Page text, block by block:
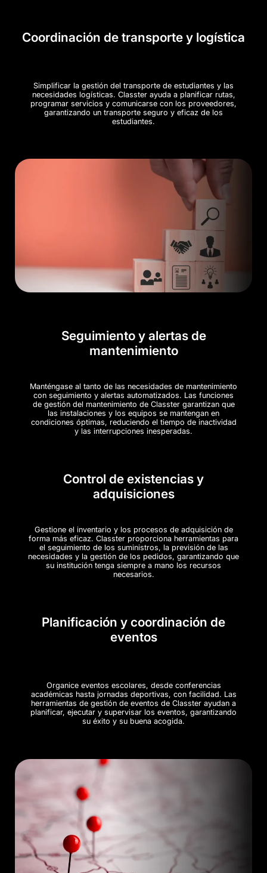
Coordinación de transporte y logística
Simplificar la gestión del transporte de estudiantes y las
necesidades logísticas. Classter ayuda a planificar rutas,
programar servicios y comunicarse con los proveedores,
garantizando un transporte seguro y eficaz de los
estudiantes.
Seguimiento y alertas de
mantenimiento
Manténgase al tanto de las necesidades de mantenimiento
con seguimiento y alertas automatizados. Las funciones
de gestión del mantenimiento de Classter garantizan que
las instalaciones y los equipos se mantengan en
condiciones óptimas, reduciendo el tiempo de inactividad
y las interrupciones inesperadas.
Control de existencias y
adquisiciones
Gestione el inventario y los procesos de adquisición de
forma más eficaz. Classter proporciona herramientas para
el seguimiento de los suministros, la previsión de las
necesidades y la gestión de los pedidos, garantizando que
su institución tenga siempre a mano los recursos
necesarios.
Planificación y coordinación de
eventos
Organice eventos escolares, desde conferencias
académicas hasta jornadas deportivas, con facilidad. Las
herramientas de gestión de eventos de Classter ayudan a
planificar, ejecutar y supervisar los eventos, garantizando
su éxito y su buena acogida.